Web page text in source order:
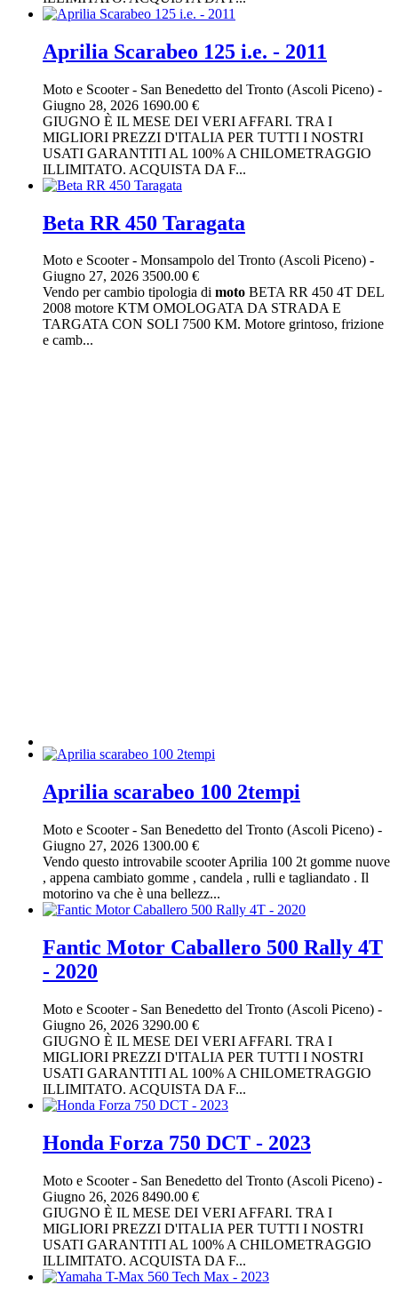
Aprilia Scarabeo 125 i.e. - 2011
Moto e Scooter- San Benedetto del Tronto (Ascoli Piceno) -
Giugno 28, 2026 1690.00 €
GIUGNO È IL MESE DEI VERI AFFARI. TRA I
MIGLIORI PREZZI D'ITALIA PER TUTTI I NOSTRI
USATI GARANTITI AL 100% A CHILOMETRAGGIO
ILLIMITATO. ACQUISTA DA F...
Beta RR 450 Taragata
Moto e Scooter- Monsampolo del Tronto (Ascoli Piceno) -
Giugno 27, 2026 3500.00 €
Vendo per cambio tipologia di moto BETA RR 450 4T DEL
2008 motore KTM OMOLOGATA DA STRADA E
TARGATA CON SOLI 7500 KM. Motore grintoso, frizione
e camb...
Aprilia scarabeo 100 2tempi
Moto e Scooter- San Benedetto del Tronto (Ascoli Piceno) -
Giugno 27, 2026 1300.00 €
Vendo questo introvabile scooter Aprilia 100 2t gomme nuove
, appena cambiato gomme , candela , rulli e tagliandato . Il
motorino va che è una bellezz...
Fantic Motor Caballero 500 Rally 4T
- 2020
Moto e Scooter- San Benedetto del Tronto (Ascoli Piceno) -
Giugno 26, 2026 3290.00 €
GIUGNO È IL MESE DEI VERI AFFARI. TRA I
MIGLIORI PREZZI D'ITALIA PER TUTTI I NOSTRI
USATI GARANTITI AL 100% A CHILOMETRAGGIO
ILLIMITATO. ACQUISTA DA F...
Honda Forza 750 DCT - 2023
Moto e Scooter- San Benedetto del Tronto (Ascoli Piceno) -
Giugno 26, 2026 8490.00 €
GIUGNO È IL MESE DEI VERI AFFARI. TRA I
MIGLIORI PREZZI D'ITALIA PER TUTTI I NOSTRI
USATI GARANTITI AL 100% A CHILOMETRAGGIO
ILLIMITATO. ACQUISTA DA F...